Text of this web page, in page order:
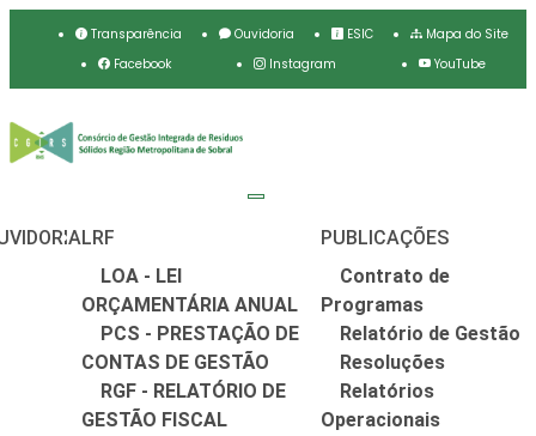
Transparência Ouvidoria ESIC
Mapa do Site
Facebook
Instagram YouTube
LRF
LOA - LEI
ORÇAMENTÁRIA ANUAL
PCS - PRESTAÇÃO DE
CONTAS DE GESTÃO
RGF - RELATÓRIO DE
GESTÃO FISCAL
PUBLICAÇÕES
Contrato de
Programas
Relatório de Gestão
Resoluções
Relatórios
Operacionais